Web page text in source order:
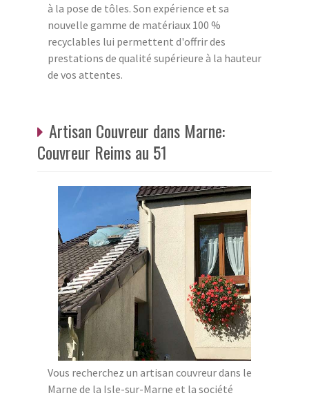
à la pose de tôles. Son expérience et sa
nouvelle gamme de matériaux 100 %
recyclables lui permettent d'offrir des
prestations de qualité supérieure à la hauteur
de vos attentes.
Artisan Couvreur dans Marne:
Couvreur Reims au 51
Vous recherchez un artisan couvreur dans le
Marne de la Isle-sur-Marne et la société